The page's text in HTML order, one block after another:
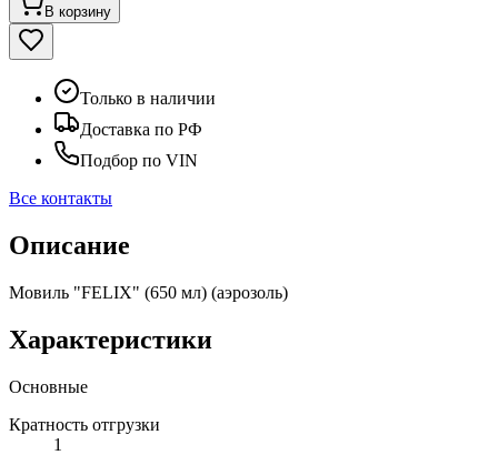
В корзину
Только в наличии
Доставка по РФ
Подбор по VIN
Все контакты
Описание
Мовиль "FELIX" (650 мл) (аэрозоль)
Характеристики
Основные
Кратность отгрузки
1